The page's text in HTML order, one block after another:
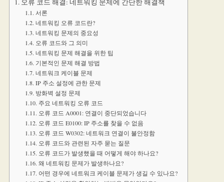
오류 코드 해결: 네트워킹 문제에 간단한 해결책
서론
네트워킹 오류 코드란?
네트워킹 문제의 중요성
오류 코드와 그 의미
네트워킹 문제 해결을 위한 팁
기본적인 문제 해결 방법
네트워크 케이블 문제
IP 주소 설정에 관한 문제
방화벽 설정 문제
주요 네트워킹 오류 코드
오류 코드 A0001: 연결이 중단되었습니다
오류 코드 E0100: IP 주소를 찾을 수 없음
오류 코드 W0302: 네트워크 연결이 불안정함
오류 코드와 관련된 자주 묻는 질문
오류 코드가 발생했을 때 어떻게 해야 하나요?
왜 네트워킹 문제가 발생하나요?
어떤 경우에 네트워크 케이블 문제가 생길 수 있나요?